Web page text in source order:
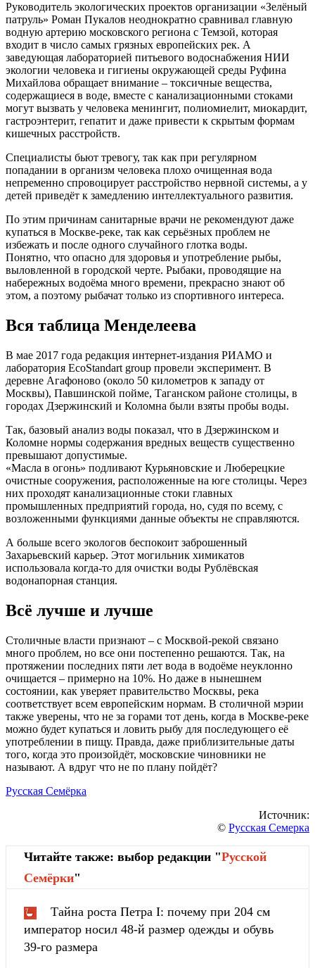
Руководитель экологических проектов организации «Зелёный
патруль» Роман Пукалов неоднократно сравнивал главную
водную артерию московского региона с Темзой, которая
входит в число самых грязных европейских рек. А
заведующая лабораторией питьевого водоснабжения НИИ
экологии человека и гигиены окружающей среды Руфина
Михайлова обращает внимание – токсичные вещества,
содержащиеся в воде, вместе с канализационными стоками
могут вызвать у человека менингит, полиомиелит, миокардит,
гастроэнтерит, гепатит и даже привести к скрытым формам
кишечных расстройств.
Специалисты бьют тревогу, так как при регулярном
попадании в организм человека плохо очищенная вода
непременно спровоцирует расстройство нервной системы, а у
детей приведёт к замедлению интеллектуального развития.
По этим причинам санитарные врачи не рекомендуют даже
купаться в Москве-реке, так как серьёзных проблем не
избежать и после одного случайного глотка воды.
Понятно, что опасно для здоровья и употребление рыбы,
выловленной в городской черте. Рыбаки, проводящие на
набережных водоëма много времени, прекрасно знают об
этом, а поэтому рыбачат только из спортивного интереса.
Вся таблица Менделеева
В мае 2017 года редакция интернет-издания РИАМО и
лаборатория EcoStandart group провели эксперимент. В
деревне Агафоново (около 50 километров к западу от
Москвы), Павшинской пойме, Таганском районе столицы, в
городах Дзержинский и Коломна были взяты пробы воды.
Так, базовый анализ воды показал, что в Дзержинском и
Коломне нормы содержания вредных веществ существенно
превышают допустимые.
«Масла в огонь» подливают Курьяновские и Люберецкие
очистные сооружения, расположенные на юге столицы. Через
них проходят канализационные стоки главных
промышленных предприятий города, но, судя по всему, с
возложенными функциями данные объекты не справляются.
А больше всего экологов беспокоит заброшенный
Захарьевский карьер. Этот могильник химикатов
использовала когда-то для очистки воды Рублёвская
водонапорная станция.
Всё лучше и лучше
Столичные власти признают – с Москвой-рекой связано
много проблем, но все они постепенно решаются. Так, на
протяжении последних пяти лет вода в водоёме неуклонно
очищается – примерно на 10%. Но даже в нынешнем
состоянии, как уверяет правительство Москвы, река
соответствует всем европейским нормам. В столичной мэрии
также уверены, что не за горами тот день, когда в Москве-реке
можно будет купаться и ловить рыбу для последующего её
употреблении в пищу. Правда, даже приблизительные даты
того, когда это произойдёт, московские чиновники не
называют. А вдруг что не по плану пойдёт?
Русская Семёрка
Источник:
© Русская Семерка
Читайте также: выбор редакции "Русской
Cемёрки"
Тайна роста Петра I: почему при 204 см
император носил 48-й размер одежды и обувь
39-го размера